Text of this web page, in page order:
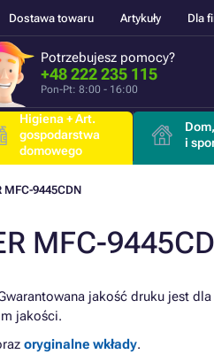
Dostawa towaru Artykuły Dla
Potrzebujesz pomocy?
+48 222 235 115
Pon-Pt: 8:00 - 16:00
Higiena + Art.
gospodarstwa
domowego
i
MFC-9445CDN
MFC-
jakość druku jest
jakości.
oryginalne wkłady.